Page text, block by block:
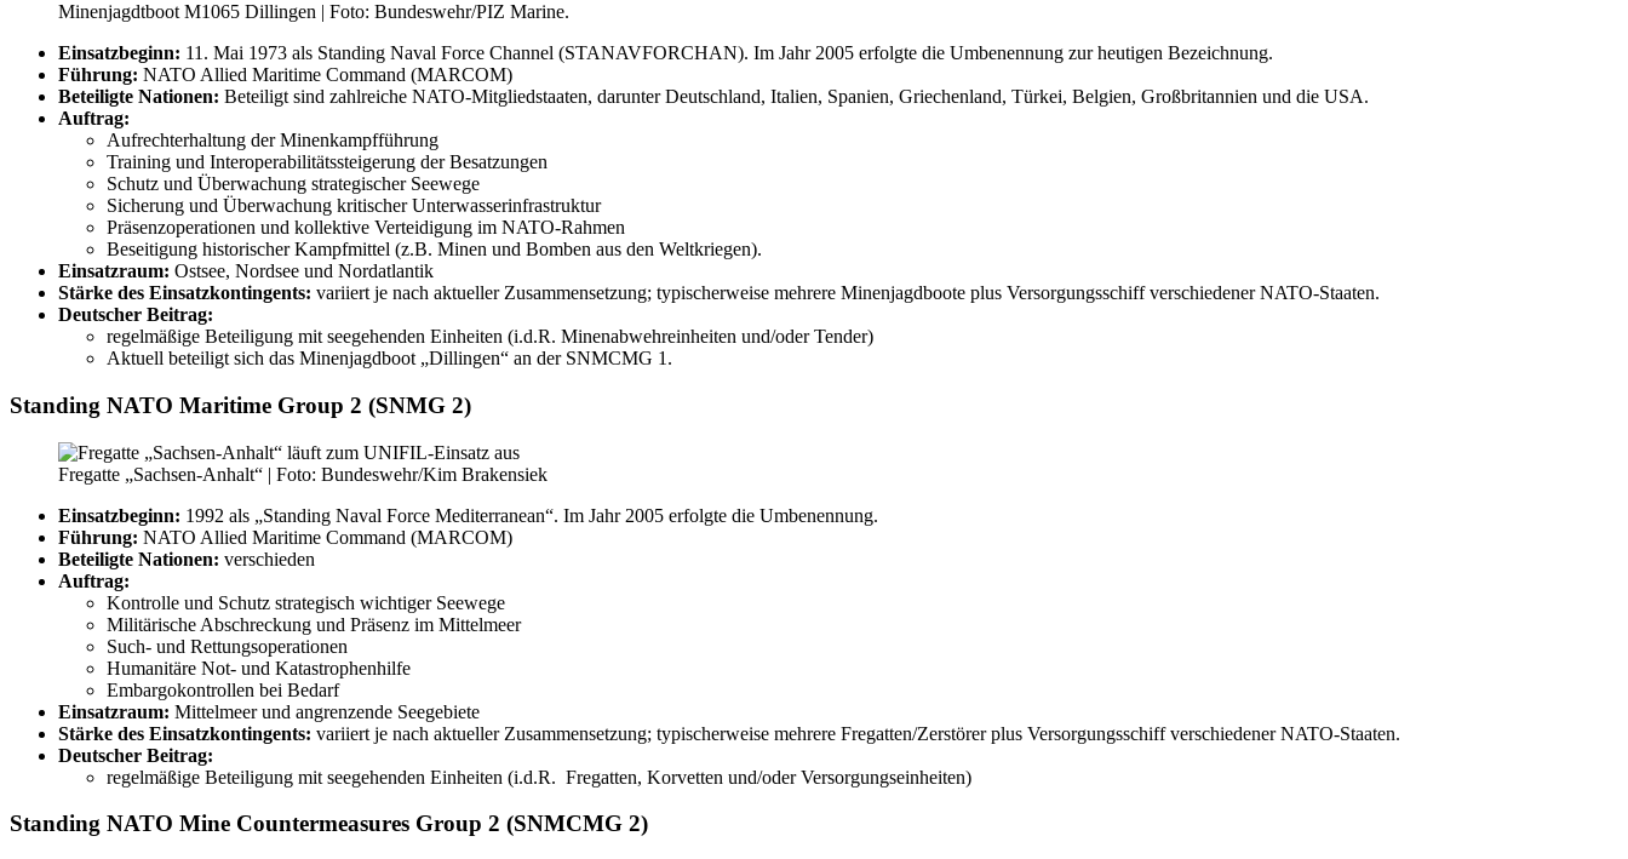
Minenjagdtboot M1065 Dillingen | Foto: Bundeswehr/PIZ Marine.
Einsatzbeginn: 11. Mai 1973 als Standing Naval Force Channel (STANAVFORCHAN). Im Jahr 2005 erfolgte die Umbenennung zur heutigen Bezeichnung.
Führung: NATO Allied Maritime Command (MARCOM)
Beteiligte Nationen: Beteiligt sind zahlreiche NATO-Mitgliedstaaten, darunter Deutschland, Italien, Spanien, Griechenland, Türkei, Belgien, Großbritannien und die USA.
Auftrag:
Aufrechterhaltung der Minenkampfführung
Training und Interoperabilitätssteigerung der Besatzungen
Schutz und Überwachung strategischer Seewege
Sicherung und Überwachung kritischer Unterwasserinfrastruktur
Präsenzoperationen und kollektive Verteidigung im NATO-Rahmen
Beseitigung historischer Kampfmittel (z.B. Minen und Bomben aus den Weltkriegen).
Einsatzraum: Ostsee, Nordsee und Nordatlantik
Stärke des Einsatzkontingents: variiert je nach aktueller Zusammensetzung; typischerweise mehrere Minenjagdboote plus Versorgungsschiff verschiedener NATO-Staaten.
Deutscher Beitrag:
regelmäßige Beteiligung mit seegehenden Einheiten (i.d.R. Minenabwehreinheiten und/oder Tender)
Aktuell beteiligt sich das Minenjagdboot „Dillingen“ an der SNMCMG 1.
Standing NATO Maritime Group 2 (SNMG 2)
Fregatte „Sachsen-Anhalt“ | Foto: Bundeswehr/Kim Brakensiek
Einsatzbeginn: 1992 als „Standing Naval Force Mediterranean“. Im Jahr 2005 erfolgte die Umbenennung.
Führung: NATO Allied Maritime Command (MARCOM)
Beteiligte Nationen: verschieden
Auftrag:
Kontrolle und Schutz strategisch wichtiger Seewege
Militärische Abschreckung und Präsenz im Mittelmeer
Such- und Rettungsoperationen
Humanitäre Not- und Katastrophenhilfe
Embargokontrollen bei Bedarf
Einsatzraum: Mittelmeer und angrenzende Seegebiete
Stärke des Einsatzkontingents: variiert je nach aktueller Zusammensetzung; typischerweise mehrere Fregatten/Zerstörer plus Versorgungsschiff verschiedener NATO-Staaten.
Deutscher Beitrag:
regelmäßige Beteiligung mit seegehenden Einheiten (i.d.R. Fregatten, Korvetten und/oder Versorgungseinheiten)
Standing NATO Mine Countermeasures Group 2 (SNMCMG 2)